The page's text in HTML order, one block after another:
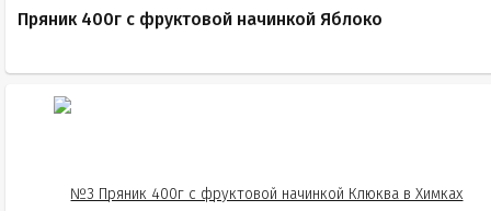
Пряник 400г с фруктовой начинкой Яблоко